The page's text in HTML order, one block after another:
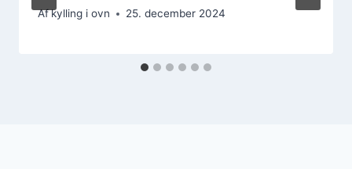
Afkylling i ovn 25. december 2024